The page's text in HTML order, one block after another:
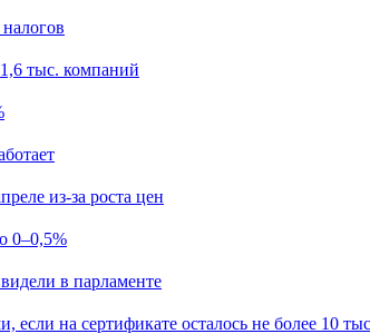
тыс. компаний
из-за роста цен
0–0,5%
в парламенте
на сертификате осталось не более 10